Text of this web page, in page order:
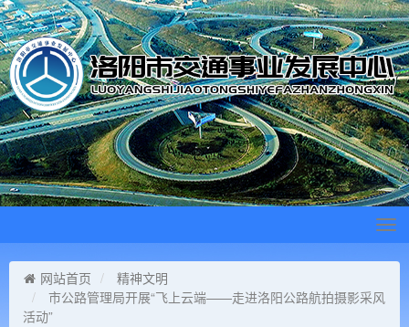
网站首页
精神文明
市公路管理局开展“飞上云端——走进洛阳公路航拍摄影采风
活动”